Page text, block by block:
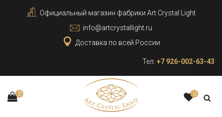
Официальный магазин фабрики Art Crystal Light
info@artcrystallight.ru
Доставка по всей России
Тел: +7 926-002-63-43
0 0